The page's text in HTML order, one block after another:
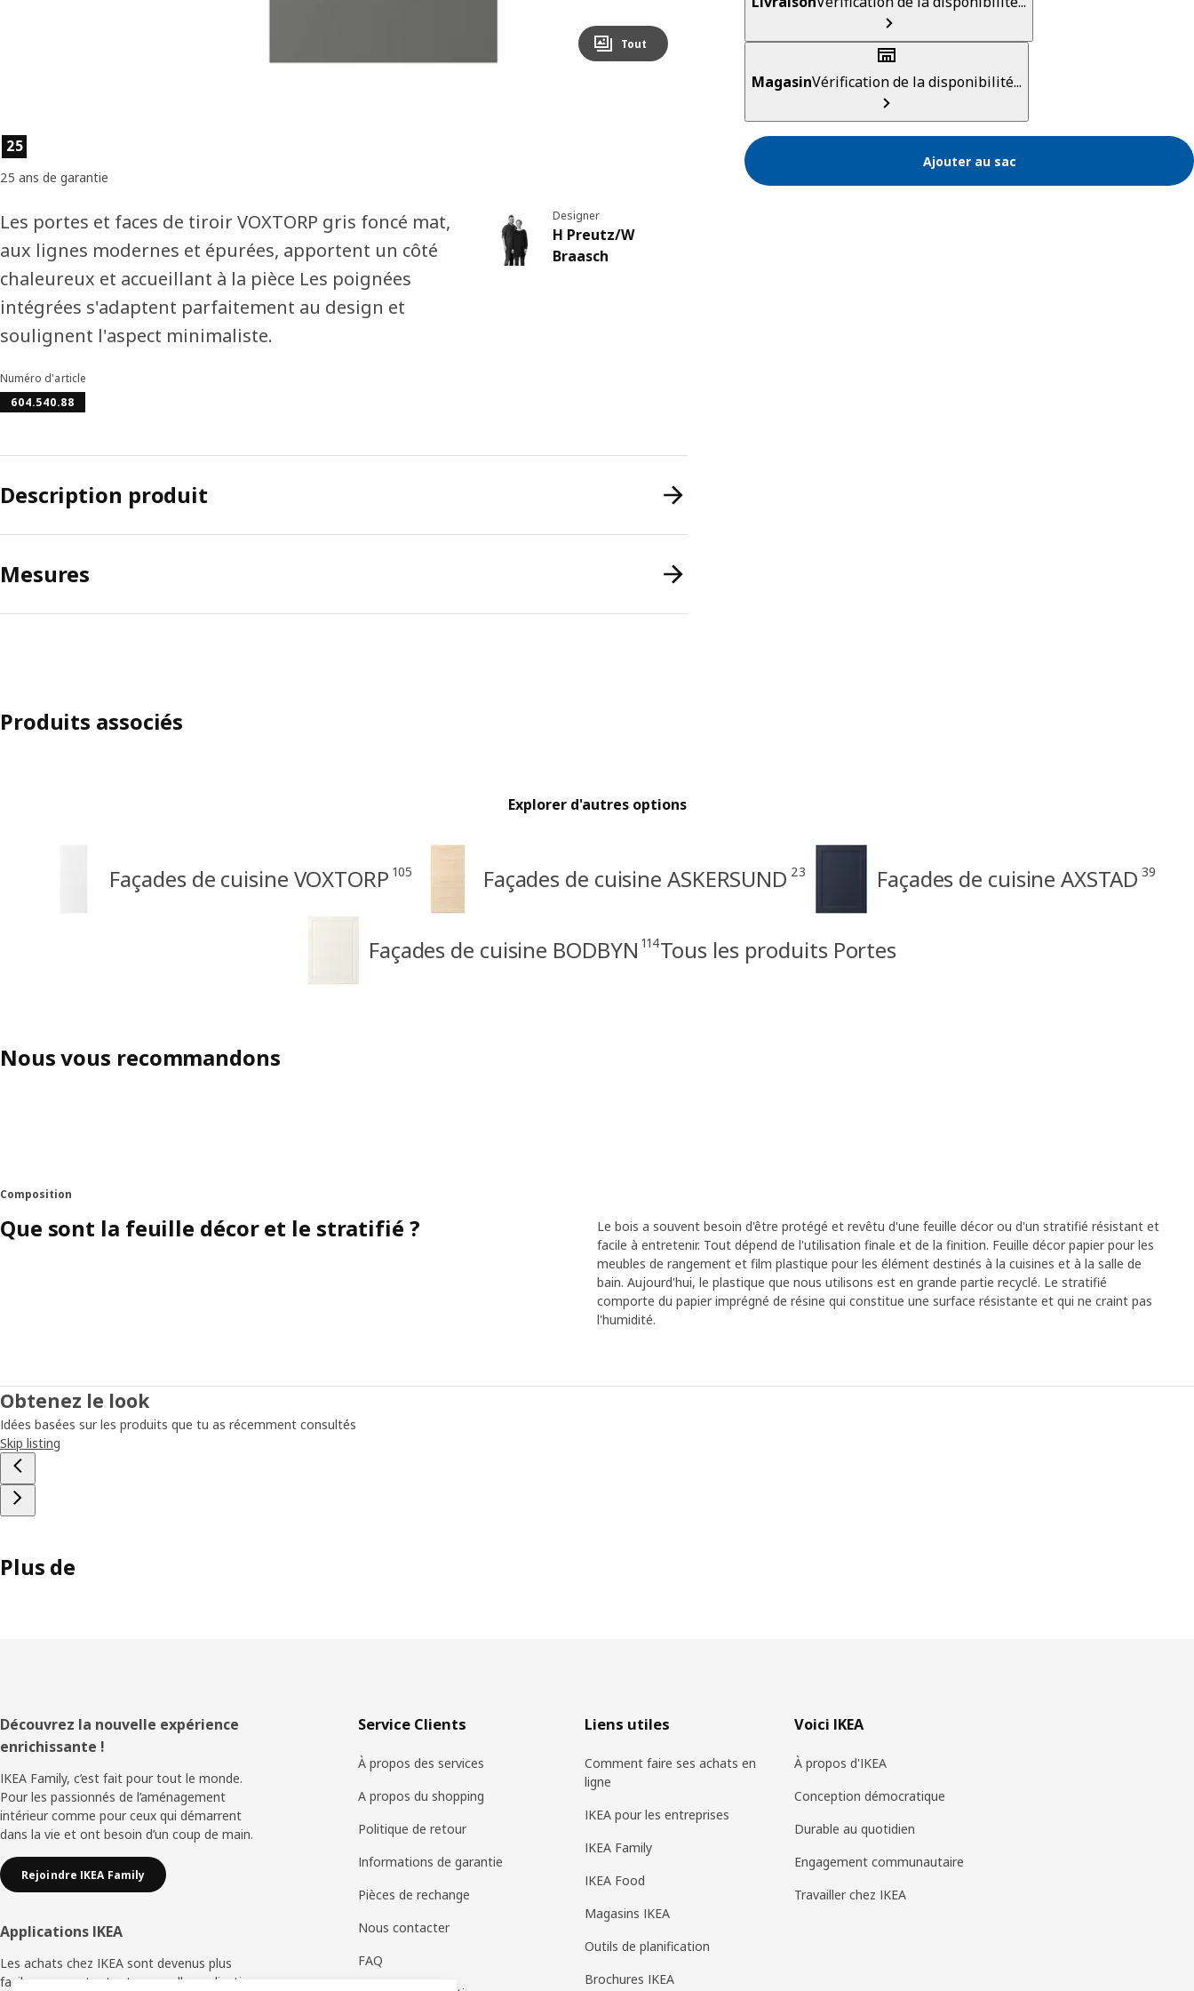
Tout
MagasinVérification de la disponibilité...
Ajouter au sac
Caractéristiques du produit
25
25 ans de garantie
Les portes et faces de tiroir VOXTORP gris foncé mat,
aux lignes modernes et épurées, apportent un côté
chaleureux et accueillant à la pièce Les poignées
intégrées s'adaptent parfaitement au design et
soulignent l'aspect minimaliste.
Designer
H Preutz/W
Braasch
Numéro d'article
604.540.88
Description produit
Mesures
Produits associés
Explorer d'autres options
Façades de cuisine VOXTORP 105 Façades de cuisine ASKERSUND 23 Façades de cuisine AXSTAD 39
Façades de cuisine BODBYN 114Tous les produits Portes
Nous vous recommandons
Composition
Que sont la feuille décor et le stratifié ?
Le bois a souvent besoin d'être protégé et revêtu d'une feuille décor ou d'un stratifié résistant et
facile à entretenir. Tout dépend de l'utilisation finale et de la finition. Feuille décor papier pour les
meubles de rangement et film plastique pour les élément destinés à la cuisines et à la salle de
bain. Aujourd'hui, le plastique que nous utilisons est en grande partie recyclé. Le stratifié
comporte du papier imprégné de résine qui constitue une surface résistante et qui ne craint pas
l'humidité.
Obtenez le look
Idées basées sur les produits que tu as récemment consultés
Skip listing
Plus de
Pied
de
page
Découvrez la nouvelle expérience
enrichissante !
IKEA Family, c’est fait pour tout le monde.
Pour les passionnés de l’aménagement
intérieur comme pour ceux qui démarrent
dans la vie et ont besoin d’un coup de main.
Rejoindre IKEA Family
Applications IKEA
Les achats chez IKEA sont devenus plus
faciles avec notre toute nouvelle application
Service Clients
À propos des services
A propos du shopping
Politique de retour
Informations de garantie
Pièces de rechange
Nous contacter
FAQ
Liens utiles
Comment faire ses achats en
ligne
IKEA pour les entreprises
IKEA Family
IKEA Food
Magasins IKEA
Outils de planification
Brochures IKEA
Voici IKEA
À propos d'IKEA
Conception démocratique
Durable au quotidien
Engagement communautaire
Travailler chez IKEA